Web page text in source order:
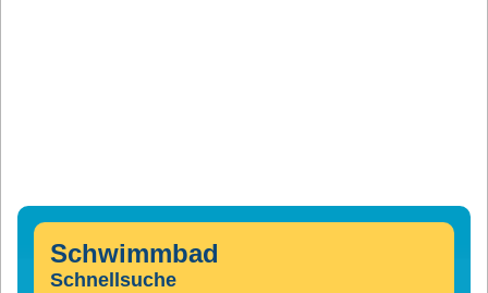
Schwimmbad
Schnellsuche